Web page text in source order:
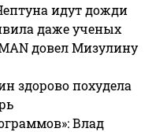
идут дожди
даже ученых
довел Мизулину
здорово похудела
Влад